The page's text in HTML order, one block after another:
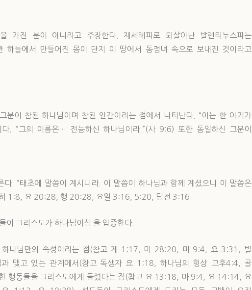
가진 분이 아니라고 주장한다. 재세례파로 되살아난 발렌티누스파는
하늘에서 만들어진 몸이 단지 이 땅에서 동정녀 속으로 보내진 것이라고
분이 참된 하나님이며 참된 인간이라는 점에서 나타난다. “이는 한 아기가
. “그의 이름은… 전능하신 하나님이라.”(사 9:6) 또한 동일하신 그분이
다. “태초에 말씀이 계시니라. 이 말씀이 하나님과 함께 계셨으니 이 말씀은
히 1:8, 요 20:28, 행 20:28, 요일 3:16, 5:20, 딤전 3:16
이 그리스도가 하나님이심 을 입증한다.
하나님만의 속성이라는 점(참고 계 1:17, 마 28:20, 마 9:4, 요 3:31, 빌
맺고 있는 관계에서(참고 독생자 요 1:18, 하나님의 형상 고후4:4, 골
행동들을 그리스도에게 돌렸다는 점(참고 요 13:18, 마 9:4, 요 14:14, 요